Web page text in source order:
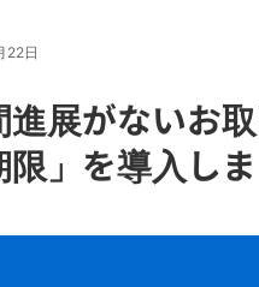
22日
進展がないお
限」を導入し